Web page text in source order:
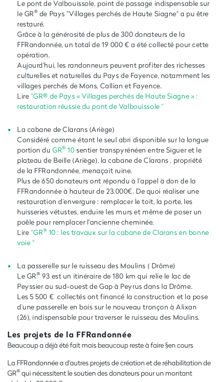
Le pont de Valbouissole, point de passage indispensable sur
le GR® de Pays "Villages perchés de Haute Siagne" a pu être
restauré.
Grâce à la générosité de plus de 300 donateurs de la
FFRandonnée, un total de 19 000 € a été collecté pour cette
opération.
Aujourd'hui, les randonneurs peuvent profiter des richesses
culturelles et naturelles du Pays de Fayence, notamment les
villages perchés de Mons, Callian et Fayence.
Lire “GR® de Pays « Villages perchés de Haute Siagne » :
restauration réussie du pont de Valbouissole “
La cabane de Clarans (Ariège)
Considéré comme étant le seul abri disponible sur la longue
portion duGR® 10 sentier transpyrénéen entre Siguer et le
plateau de Beille (Ariège), la cabane de Clarans , propriété
de la FFRandonnée, menaçait ruine.
Plus de 650 donateurs ont répondu à l’appel à don de la
FFRandonnée à hauteur de 23.000€. De quoi réaliser une
restauration d’envergure : remplacer le toit, la porte, les
huisseries vétustes, enduire les murs et même de poser un
poêle pour remplacer l'ancienne cheminée.
Lire “GR® 10 : les travaux sur la cabane de Clarans en bonne
voie “
La passerelle sur le ruisseau des Moulins ( Drôme)
Le GR® 93 est un itinéraire de 180 km qui relie le lac de
Peyssier au sud-ouest de Gap à Peyrus dans la Drôme.
Les 5 500 € collectés ont financé la construction et la pose
d'une passerelle en bois sur le nouveau tronçon à Alixan
(26), indispensable pour traverser le ruisseau des Moulins.
Les projets de la FFRandonnée
Beaucoup a déjà été fait mais beaucoup reste à faire §en cours
La FFRandonnée a d'autres projets de création et de réhabilitation de
GR® qui nécessitent le soutien des donateurs pour un montant